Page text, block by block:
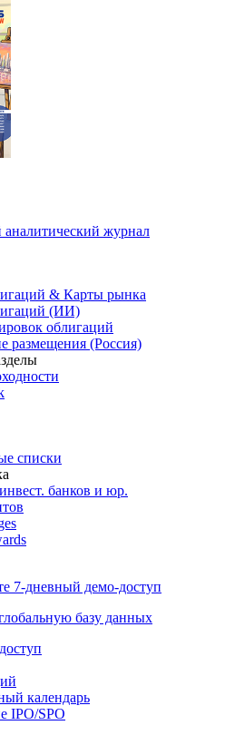
аналитический журнал
& Карты рынка
(ИИ)
облигаций
размещения (Россия)
списки
банков и юр.
7-дневный демо-доступ
базу данных
календарь
IPO/SPO